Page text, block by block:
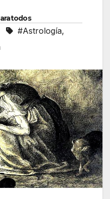
#Astrología,